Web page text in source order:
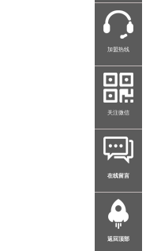
加盟热线
关注微信
在线留言
返回顶部